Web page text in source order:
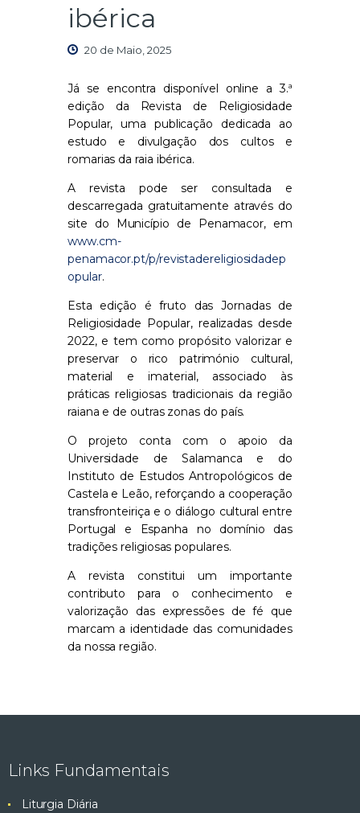
ibérica
20 de Maio, 2025
Já se encontra disponível online a 3.ª
edição da Revista de Religiosidade
Popular, uma publicação dedicada ao
estudo e divulgação dos cultos e
romarias da raia ibérica.
A revista pode ser consultada e
descarregada gratuitamente através do
site do Município de Penamacor, em
www.cm-
penamacor.pt/p/revistadereligiosidadep
opular.
Esta edição é fruto das Jornadas de
Religiosidade Popular, realizadas desde
2022, e tem como propósito valorizar e
preservar o rico património cultural,
material e imaterial, associado às
práticas religiosas tradicionais da região
raiana e de outras zonas do país.
O projeto conta com o apoio da
Universidade de Salamanca e do
Instituto de Estudos Antropológicos de
Castela e Leão, reforçando a cooperação
transfronteiriça e o diálogo cultural entre
Portugal e Espanha no domínio das
tradições religiosas populares.
A revista constitui um importante
contributo para o conhecimento e
valorização das expressões de fé que
marcam a identidade das comunidades
da nossa região.
Links Fundamentais
Liturgia Diária